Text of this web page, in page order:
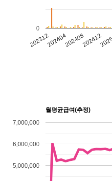
202312202404202408202412
0
월평균급여(추정)
5,000,000
6,000,000
7,000,000